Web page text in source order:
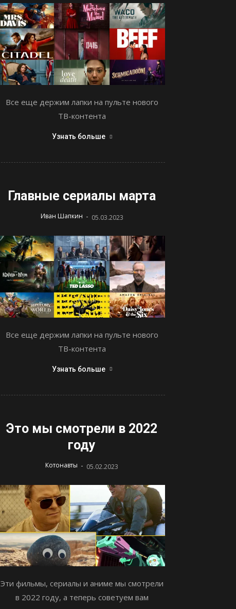
Все еще держим лапки на пульте нового
ТВ-контента
Узнать больше
Главные сериалы марта
Иван Шапкин - 05.03.2023
Все еще держим лапки на пульте нового
ТВ-контента
Узнать больше
Это мы смотрели в 2022
году
Котонавты - 05.02.2023
Эти фильмы, сериалы и аниме мы смотрели
в 2022 году, а теперь советуем вам